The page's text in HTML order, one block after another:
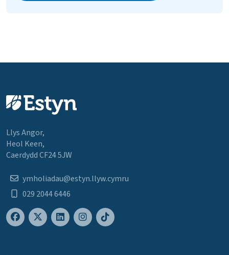
Llys Angor,
Heol Keen,
Caerdydd CF24 5JW
ymholiadau@estyn.llyw.cymru
029 2044 6446